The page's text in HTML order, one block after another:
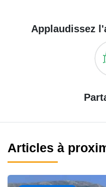
Applaudissez
Articles à